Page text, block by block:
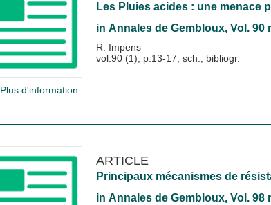
Les Pluies acides : une menace
in Annales de Gembloux, Vol. 90
R. Impens
vol.90 (1), p.13-17, sch., bibliogr.
Plus d'information...
ARTICLE
Principaux mécanismes de
in Annales de Gembloux, Vol. 98